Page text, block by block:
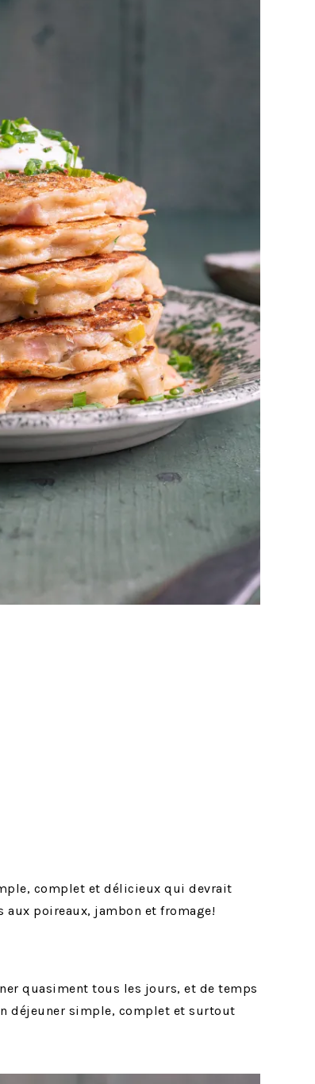
complet et délicieux qui devrait
aux poireaux, jambon et fromage!
quasiment tous les jours, et de temps
déjeuner simple, complet et surtout